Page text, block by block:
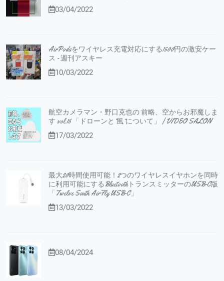
03/04/2022
AirPodsをワイヤレス充電対応にする1500円の激安ケー
ス - 週刊アスキー
10/03/2022
航空カメラマン・野口克也の 前略、空からお邪魔しま
す vol.16 「ドローンと”風”について」 | VIDEO SALON
17/03/2022
最大20時間使用可能！2つのワイヤレスイヤホンを同時
に利用可能にするBluetoothトランスミッターのUSB-C版
「Twelve South AirFly USB-C」
13/03/2022
08/04/2024